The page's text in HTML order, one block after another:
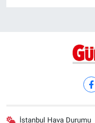
İstanbul Hava Durumu